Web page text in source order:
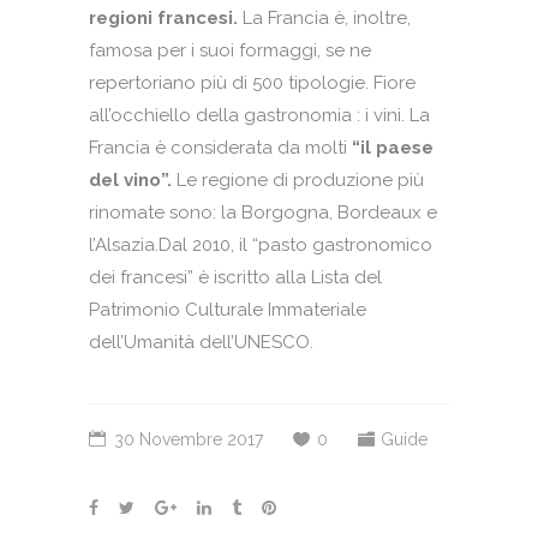
regioni francesi. La Francia è, inoltre,
famosa per i suoi formaggi, se ne
repertoriano più di 500 tipologie. Fiore
all’occhiello della gastronomia : i vini. La
Francia è considerata da molti “il paese
del vino”. Le regione di produzione più
rinomate sono: la Borgogna, Bordeaux e
l’Alsazia.Dal 2010, il “pasto gastronomico
dei francesi” è iscritto alla Lista del
Patrimonio Culturale Immateriale
dell’Umanità dell’UNESCO.
30 Novembre 2017 0 Guide